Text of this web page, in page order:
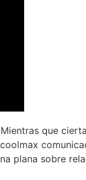
que
plana sobre